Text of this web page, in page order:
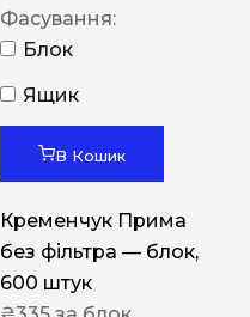
Фасування:
Блок
Ящик
В Кошик
Кременчук Прима
без фільтра — блок,
600 штук